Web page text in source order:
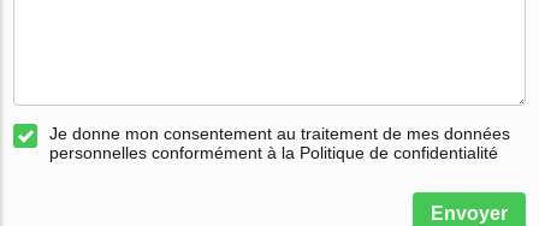
Je donne mon consentement au traitement de mes données
personnelles conformément à la Politique de confidentialité
Envoyer